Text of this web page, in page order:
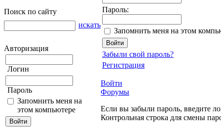
Поиск по сайту
искать
Авторизация
Логин
Пароль
Запомнить меня на
этом компьютере
Пароль:
Запомнить меня на этом
Забыли свой пароль?
Регистрация
Войти
Форумы
Если вы забыли пароль, введите
Контрольная строка для смены